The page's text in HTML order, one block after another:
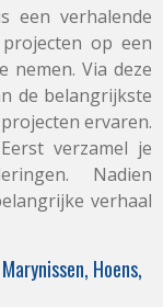
een verhalende
op een
nemen. Via deze
de belangrijkste
ervaren.
verzamel je
Nadien
verhaal
Hoens,